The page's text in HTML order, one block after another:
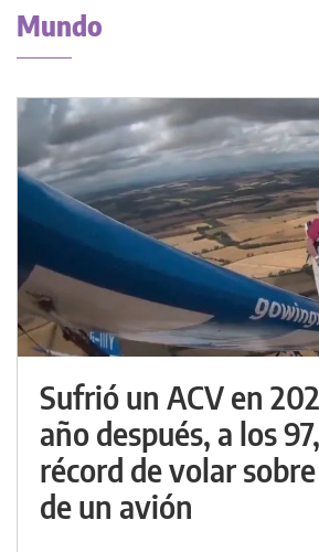
Mundo
Sufrió un ACV en
año después, a los
récord de volar
de un avión